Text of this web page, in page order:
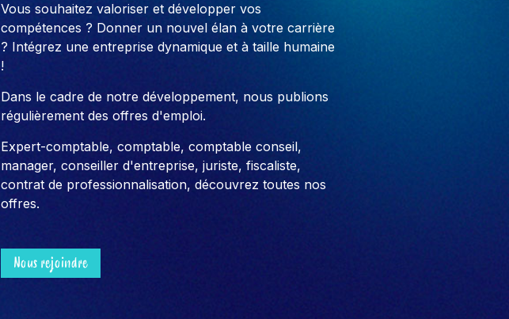
Vous souhaitez valoriser et développer vos
compétences ? Donner un nouvel élan à votre carrière
? Intégrez une entreprise dynamique et à taille humaine
!
Dans le cadre de notre développement, nous publions
régulièrement des offres d'emploi.
Expert-comptable, comptable, comptable conseil,
manager, conseiller d'entreprise, juriste, fiscaliste,
contrat de professionnalisation, découvrez toutes nos
offres.
Nous rejoindre